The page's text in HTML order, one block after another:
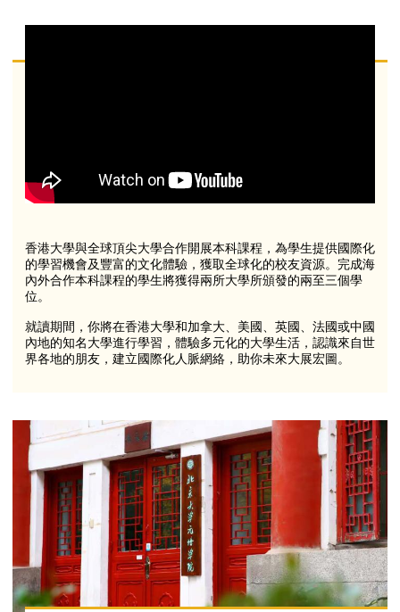
香港大學與全球頂尖大學合作開展本科課程，為學生提供國際化
的學習機會及豐富的文化體驗，獲取全球化的校友資源。完成海
內外合作本科課程的學生將獲得兩所大學所頒發的兩至三個學
位。
就讀期間，你將在香港大學和加拿大、美國、英國、法國或中國
內地的知名大學進行學習，體驗多元化的大學生活，認識來自世
界各地的朋友，建立國際化人脈網絡，助你未來大展宏圖。